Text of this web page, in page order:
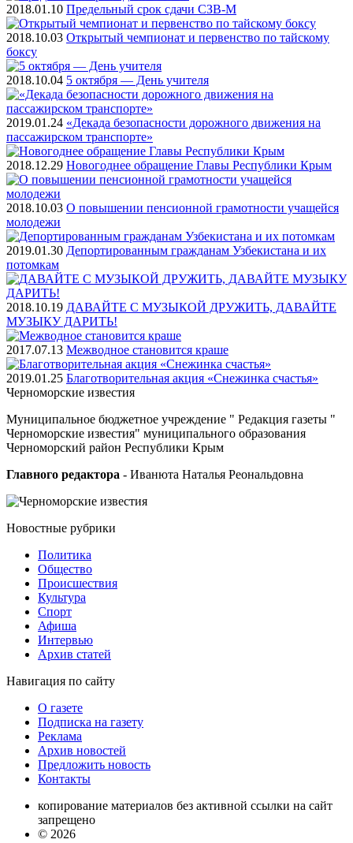
2018.01.10 Предельный срок сдачи СЗВ-М
2018.10.03 Открытый чемпионат и первенство по тайскому
боксу
2018.10.04 5 октября — День учителя
2019.01.24 «Декада безопасности дорожного движения на
пассажирском транспорте»
2018.12.29 Новогоднее обращение Главы Республики Крым
2018.10.03 О повышении пенсионной грамотности учащейся
молодежи
2019.01.30 Депортированным гражданам Узбекистана и их
потомкам
2018.10.19 ДАВАЙТЕ С МУЗЫКОЙ ДРУЖИТЬ, ДАВАЙТЕ
МУЗЫКУ ДАРИТЬ!
2017.07.13 Межводное становится краше
2019.01.25 Благотворительная акция «Снежинка счастья»
Черноморские известия
Муниципальное бюджетное учреждение " Редакция газеты "
Черноморские известия" муниципального образования
Черноморский район Республики Крым
Главного редактора - Иванюта Наталья Реональдовна
Новостные рубрики
Политика
Общество
Проиcшествия
Культура
Спорт
Афиша
Интервью
Архив статей
Навигация по сайту
О газете
Подписка на газету
Реклама
Архив новостей
Предложить новость
Контакты
копирование материалов без активной ссылки на сайт
запрещено
© 2026